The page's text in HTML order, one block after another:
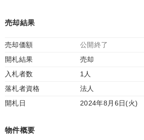
売却結果
売却価額
公開終了
開札結果
売却
入札者数
1人
落札者資格
法人
開札日
2024年8月6日(火)
物件概要